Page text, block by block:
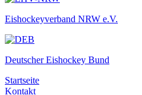
Eishockeyverband NRW e.V.
Deutscher Eishockey Bund
Startseite
Kontakt